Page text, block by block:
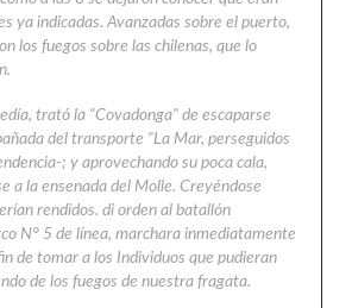
ya indicadas. Avanzadas sobre el puerto,
los fuegos sobre las chilenas, que lo
trató la “Covadonga" de escaparse
del transporte "La Mar, perseguidos
; y aprovechando su poca cala,
a la ensenada del Molle. Creyéndose
rendidos. di orden al batallón
N° 5 de línea, marchara inmediatamente
de tomar a los Individuos que pudieran
de los fuegos de nuestra fragata.